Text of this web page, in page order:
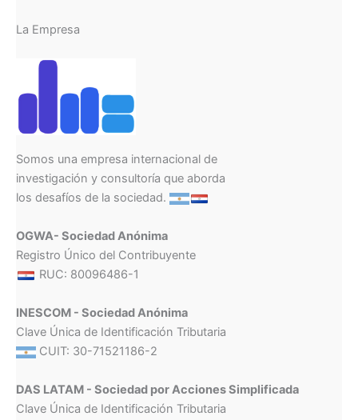
La Empresa
Somos una empresa internacional de
investigación y consultoría que aborda
los desafíos de la sociedad.
OGWA- Sociedad Anónima
Registro Único del Contribuyente
RUC: 80096486-1
INESCOM - Sociedad Anónima
Clave Única de Identificación Tributaria
CUIT: 30-71521186-2
DAS LATAM - Sociedad por Acciones Simplificada
Clave Única de Identificación Tributaria